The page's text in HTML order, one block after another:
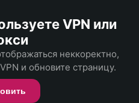
VPN или
неккоректно,
и обновите страницу.